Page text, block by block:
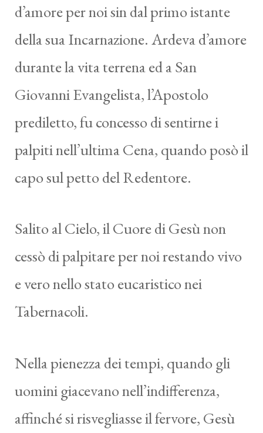
d’amore per noi sin dal primo istante
della sua Incarnazione. Ardeva d’amore
durante la vita terrena ed a San
Giovanni Evangelista, l’Apostolo
prediletto, fu concesso di sentirne i
palpiti nell’ultima Cena, quando posò il
capo sul petto del Redentore.
Salito al Cielo, il Cuore di Gesù non
cessò di palpitare per noi restando vivo
e vero nello stato eucaristico nei
Tabernacoli.
Nella pienezza dei tempi, quando gli
uomini giacevano nell’indifferenza,
affinché si risvegliasse il fervore, Gesù